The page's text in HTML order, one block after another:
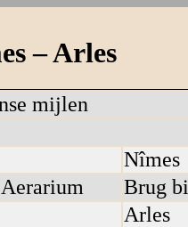
– Arles
mijlen
Nîmes
Brug
Arles